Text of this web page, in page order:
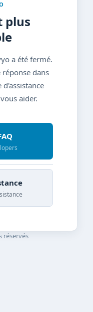
plus
a été fermé.
réponse dans
aider.
réservés